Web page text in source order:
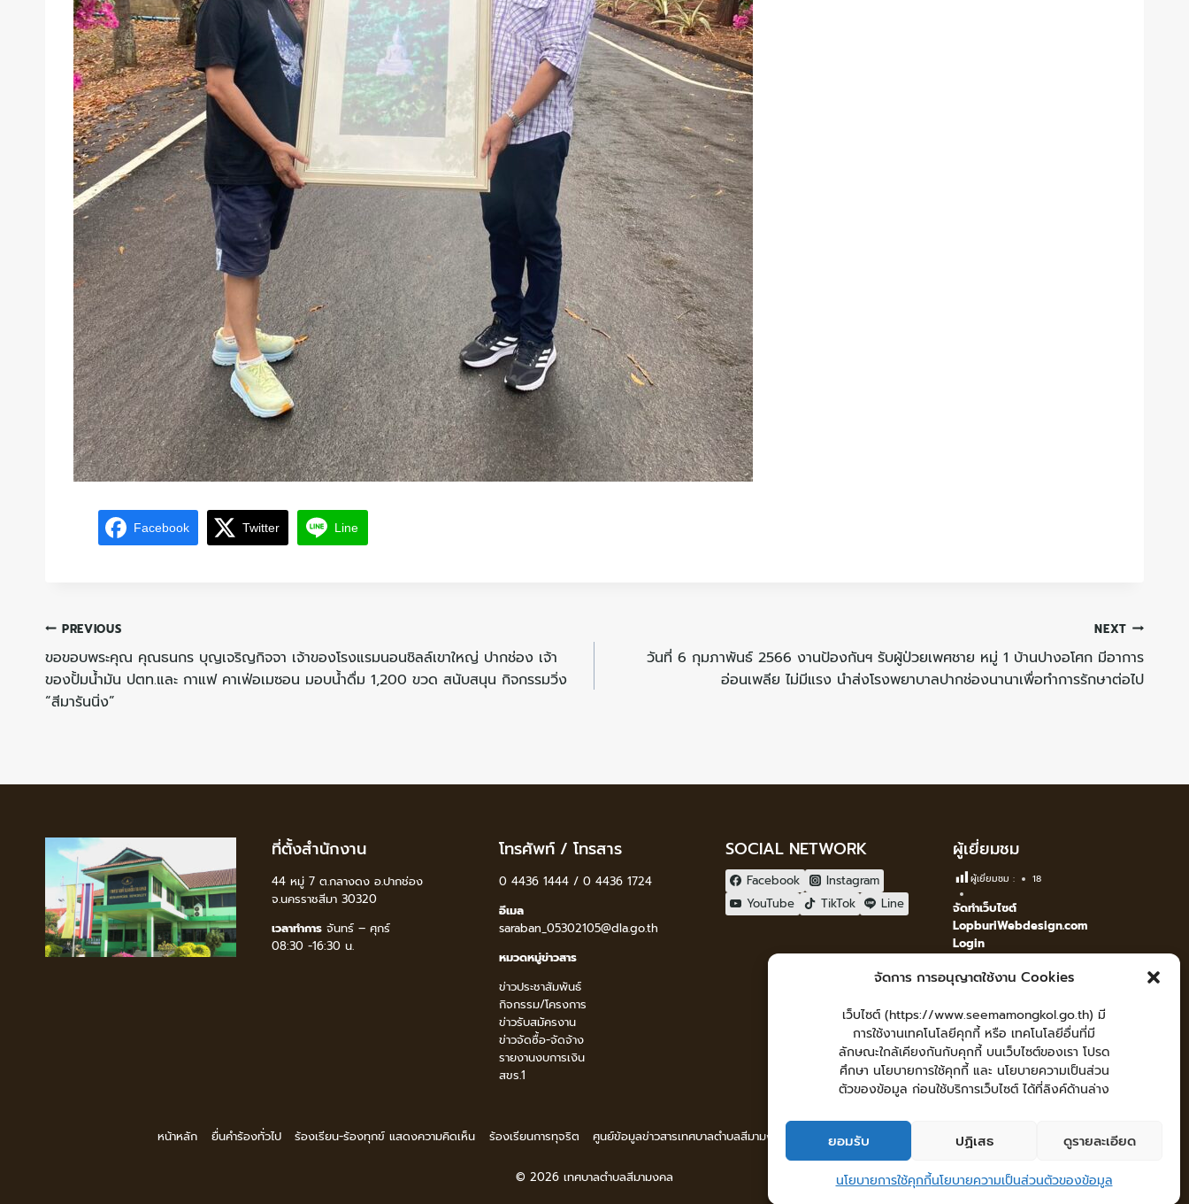
จัดการ การอนุญาตใช้งาน Cookies
เว็บไซต์ (https://www.seemamongkol.go.th) มี
การใช้งานเทคโนโลยีคุกกี้ หรือ เทคโนโลยีอื่นที่มี
ลักษณะใกล้เคียงกันกับคุกกี้ บนเว็บไซต์ของเรา โปรด
ศึกษา นโยบายการใช้คุกกี้ และ นโยบายความเป็นส่วน
ตัวของข้อมูล ก่อนใช้บริการเว็บไซต์ ได้ที่ลิงค์ด้านล่าง
ยอมรับ ปฏิเสธ ดูรายละเอียด
นโยบายการใช้คุกกี้นโยบายความเป็นส่วนตัวของข้อมูล
Facebook Twitter Line
PREVIOUS
ขอขอบพระคุณ คุณธนกร บุญเจริญกิจจา เจ้าของโรงแรมนอนชิลล์เขาใหญ่ ปากช่อง เจ้า
ของปั้มน้ำมัน ปตท.และ กาแฟ คาเฟ่อเมซอน มอบน้ำดื่ม 1,200 ขวด สนับสนุน กิจกรรมวิ่ง
“สีมารันนิ่ง”
NEXT
วันที่ 6 กุมภาพันธ์ 2566 งานป้องกันฯ รับผู้ป่วยเพศชาย หมู่ 1 บ้านปางอโศก มีอาการ
อ่อนเพลีย ไม่มีแรง นำส่งโรงพยาบาลปากช่องนานาเพื่อทำการรักษาต่อไป
ที่ตั้งสำนักงาน
44 หมู่ 7 ต.กลางดง อ.ปากช่อง
จ.นครราชสีมา 30320
เวลาทำการ จันทร์ – ศุกร์
08:30 -16:30 น.
โทรศัพท์ / โทรสาร
0 4436 1444 / 0 4436 1724
อีเมล
saraban_05302105@dla.go.th
หมวดหมู่ข่าวสาร
ข่าวประชาสัมพันธ์
กิจกรรม/โครงการ
ข่าวรับสมัครงาน
ข่าวจัดซื้อ-จัดจ้าง
รายงานงบการเงิน
สขร.1
SOCIAL NETWORK
Facebook
Instagram
YouTube
TikTok Line
ผู้เยี่ยมชม
ผู้เยี่ยมชม : 18
จัดทำเว็บไซต์
LopburiWebdesign.com
Login
หน้าหลัก ยื่นคำร้องทั่วไป ร้องเรียน-ร้องทุกข์ แสดงความคิดเห็น ร้องเรียนการทุจริต ศูนย์ข้อมูลข่าวสารเทศบาลตำบลสีมามงคล คู่มือประชาชน แผนผังเว็บไซต์
© 2026 เทศบาลตำบลสีมามงคล